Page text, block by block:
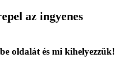
az ingyenes
oldalát és mi kihelyezzük!